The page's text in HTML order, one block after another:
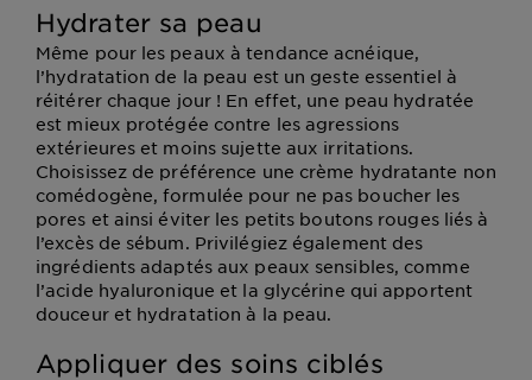
Hydrater sa peau
Même pour les peaux à tendance acnéique,
l’hydratation de la peau est un geste essentiel à
réitérer chaque jour ! En effet, une peau hydratée
est mieux protégée contre les agressions
extérieures et moins sujette aux irritations.
Choisissez de préférence une crème hydratante non
comédogène, formulée pour ne pas boucher les
pores et ainsi éviter les petits boutons rouges liés à
l’excès de sébum. Privilégiez également des
ingrédients adaptés aux peaux sensibles, comme
l’acide hyaluronique et la glycérine qui apportent
douceur et hydratation à la peau.
Appliquer des soins ciblés